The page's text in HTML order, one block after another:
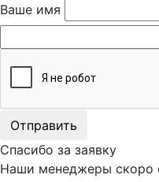
Ваше имя
Отправить
Спасибо за заявку
Наши менеджеры скоро